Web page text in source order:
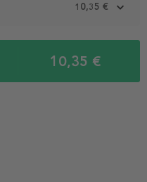
10,35 €
10,35 €